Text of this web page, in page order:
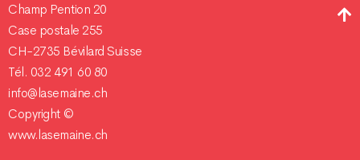
Champ Pention 20
Case postale 255
CH-2735 Bévilard Suisse
Tél. 032 491 60 80
info@lasemaine.ch
Copyright ©
www.lasemaine.ch